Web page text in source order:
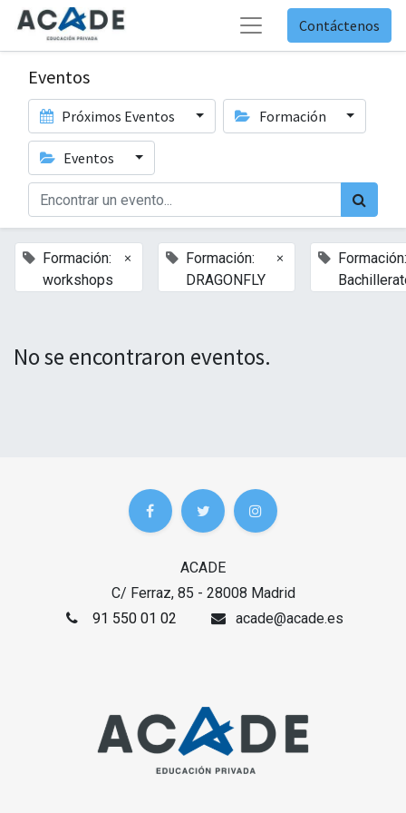
Contáctenos
Eventos
Próximos Eventos Formación
Eventos
Formación:
workshops
×
Formación:
DRAGONFLY
×
Formación:
No se encontraron eventos.
ACADE
C/ Ferraz, 85 - 28008 Madrid
91 550 01 02
acade@acade.es